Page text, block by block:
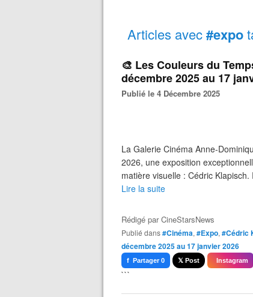
Articles avec#expo
🎨 Les Couleurs du
décembre 2025 au 17
Publié le 4 Décembre 2025
La Galerie Cinéma Anne-
2026, une exposition
matière visuelle : Cédric
Lire la suite
Rédigé parCineStarsNews
Publié dans#Cinéma, #Expo, #Cédric
décembre 2025 au 17 janvier 2026
f Partager 0 𝕏 Post Instagram
```